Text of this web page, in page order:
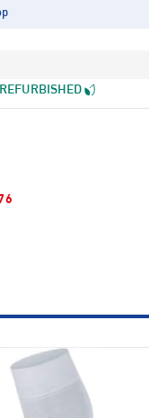
REFURBISHED